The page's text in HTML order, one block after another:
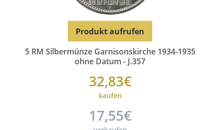
5 RM Silbermünze Garnisonskirche 1934-1935
ohne Datum - J.357
32,83€
kaufen
17,55€
Produkt aufrufen